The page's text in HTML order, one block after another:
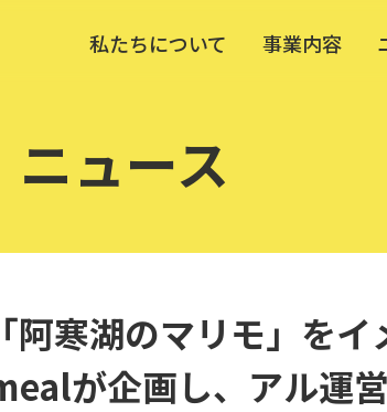
ニュース
寒湖のマリモ」をイ
が企画し、アル運
私たちについて 事業内容